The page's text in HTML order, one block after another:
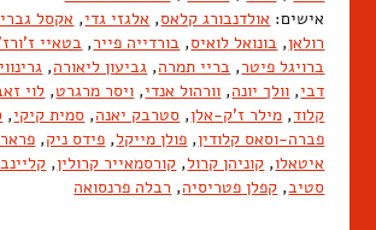
אישים: אולדנבורג קלאס, אלגזי גדי, אקסל
רולאן, בונואל לואיס, בורדייה פייר, בטאיי ז'ורז'
ברויגל פיטר, בריי תמרה, גביעון ליאורה,
דבי, וולך יונה, וורהול אנדי, ויסר מרגרט, לוי
קלוד, מילר ז'ק-אלן, סטרבק יאנה, סמית קיקי,
פברה-וסאס קלודין, פולן מייקל, פידס ניק,
איטאלו, קוניהן קרול, קורסמאייר קרולין,
סטיב, קפלן פטריסיה, רבלה פרנסואה